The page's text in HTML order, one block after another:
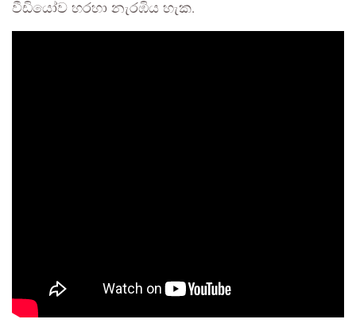
වීඩියෝව හරහා නැරඹිය හැක.